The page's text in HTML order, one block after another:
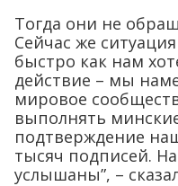
Тогда они не
Сейчас же
быстро как нам
действие – мы
мировое
выполнять
подтверждение
тысяч подписей.
услышаны”, –